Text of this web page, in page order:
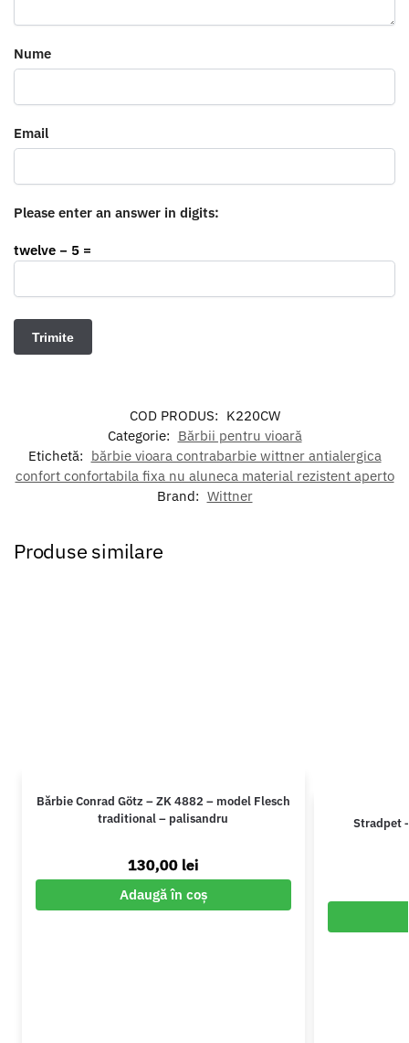
Nume
Email
Please enter an answer in digits:
twelve − 5 =
COD PRODUS: K220CW
Categorie: Bărbii pentru vioară
Etichetă: bărbie vioara contrabarbie wittner antialergica
confort confortabila fixa nu aluneca material rezistent aperto
Brand: Wittner
Produse similare
Bărbie Conrad Götz – ZK 4882 – model Flesch
traditional – palisandru
130,00 lei
Adaugă în coș
Stradpet